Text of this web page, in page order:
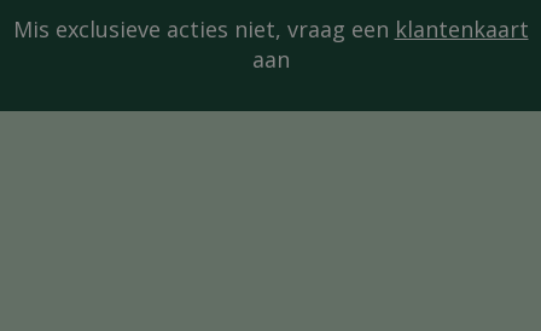
Mis exclusieve acties niet, vraag een klantenkaart
aan